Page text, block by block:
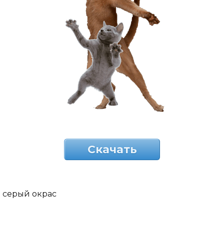
Скачать
серый окрас